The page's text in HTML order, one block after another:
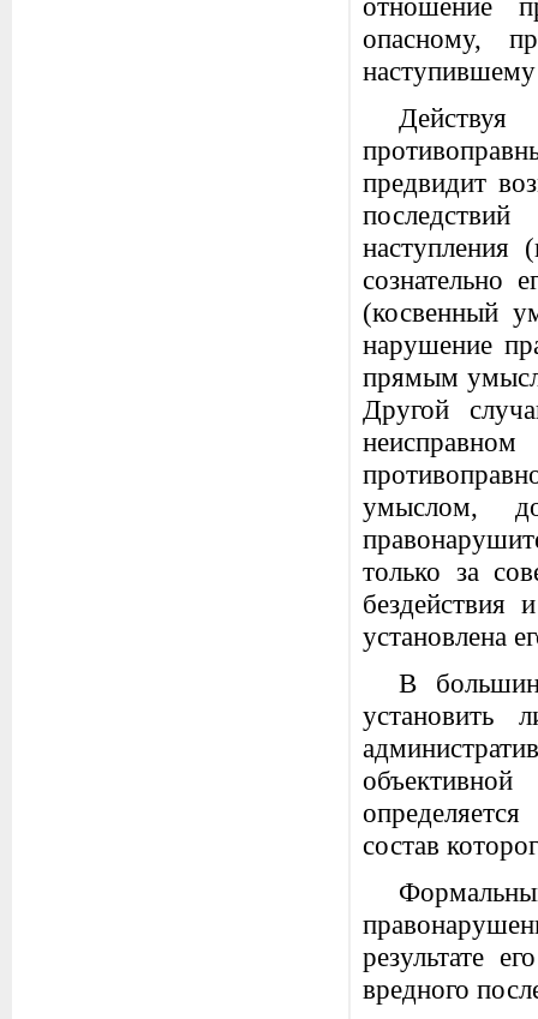
отношение
опасному,
наступившему
предвидит
сознательно
(косвенный
нарушение
прямым
Другой
умыслом,
только за
бездействия
установлена
В
установить
состав
результате
вредного